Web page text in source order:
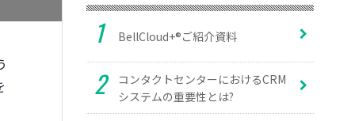
BellCloud+®ご紹介資料
コンタクトセンターにおけるCRM
システムの重要性とは?